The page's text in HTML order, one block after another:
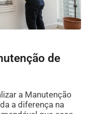
de
a Manutenção
a diferença na